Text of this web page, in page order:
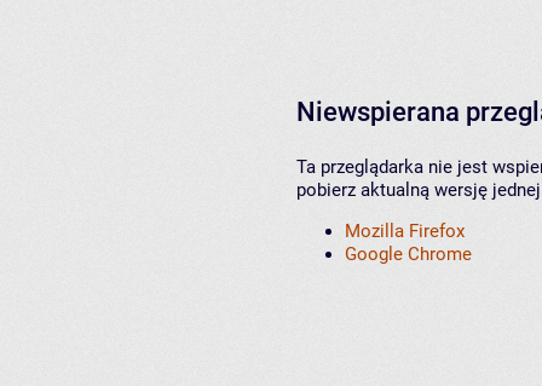
Niewspierana
Ta przeglądarka nie jest
pobierz aktualną wersję
Mozilla Firefox
Google Chrome